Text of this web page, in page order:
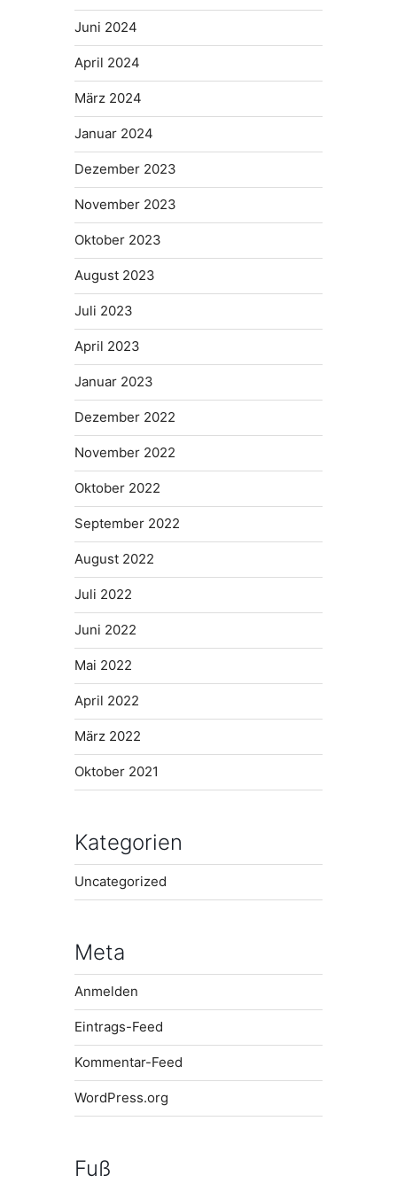
Juni 2024
April 2024
März 2024
Januar 2024
Dezember 2023
November 2023
Oktober 2023
August 2023
Juli 2023
April 2023
Januar 2023
Dezember 2022
November 2022
Oktober 2022
September 2022
August 2022
Juli 2022
Juni 2022
Mai 2022
April 2022
März 2022
Oktober 2021
Kategorien
Uncategorized
Meta
Anmelden
Eintrags-Feed
Kommentar-Feed
WordPress.org
Fuß